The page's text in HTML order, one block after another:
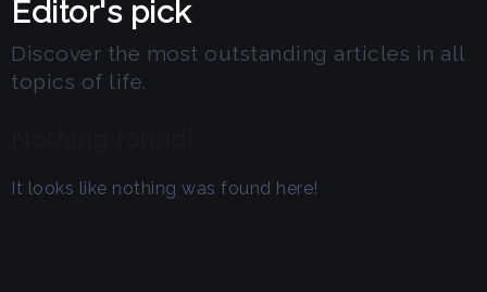
Editor's pick
Discover the most outstanding articles in all
topics of life.
It looks like nothing was found here!